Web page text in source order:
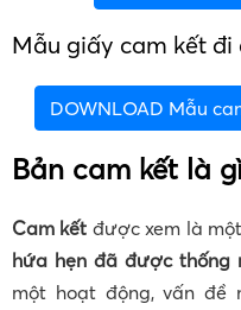
Mẫu giấy cam kết
DOWNLOAD Mẫu
Bản cam kết là
Cam kết được xem là
hứa hẹn đã được thống
một hoạt động, vấn đề